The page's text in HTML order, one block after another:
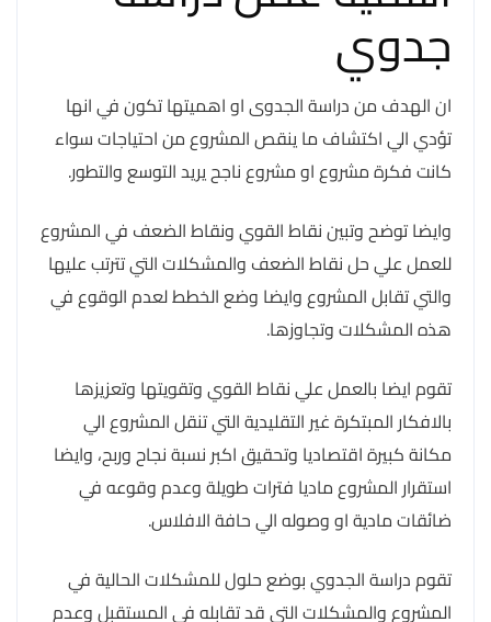
جدوي
ان الهدف من دراسة الجدوى او اهميتها تكون في انها
تؤدي الي اكتشاف ما ينقص المشروع من احتياجات سواء
كانت فكرة مشروع او مشروع ناجح يريد التوسع والتطور.
وايضا توضح وتبين نقاط القوي ونقاط الضعف في المشروع
للعمل علي حل نقاط الضعف والمشكلات التي تترتب عليها
والتي تقابل المشروع وايضا وضع الخطط لعدم الوقوع في
هذه المشكلات وتجاوزها.
تقوم ايضا بالعمل علي نقاط القوي وتقويتها وتعزيزها
بالافكار المبتكرة غير التقليدية التي تنقل المشروع الي
مكانة كبيرة اقتصاديا وتحقيق اكبر نسبة نجاح وربح، وايضا
استقرار المشروع ماديا فترات طويلة وعدم وقوعه في
ضائقات مادية او وصوله الي حافة الافلاس.
تقوم دراسة الجدوي بوضع حلول للمشكلات الحالية في
المشروع والمشكلات التي قد تقابله في المستقبل وعدم